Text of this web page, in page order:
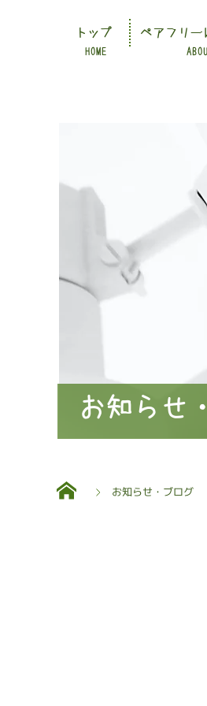
HOME
トップ ペアフリー
お知らせ
お知らせ・ブログ